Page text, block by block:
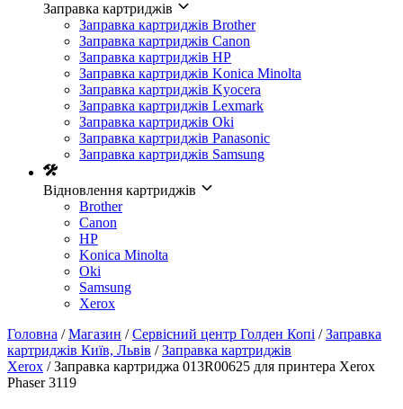
Заправка картриджів
Заправка картриджів Brother
Заправка картриджів Canon
Заправка картриджів HP
Заправка картриджів Konica Minolta
Заправка картриджів Kyocera
Заправка картриджів Lexmark
Заправка картриджів Oki
Заправка картриджів Panasonic
Заправка картриджів Samsung
Відновлення картриджів
Brother
Canon
HP
Konica Minolta
Oki
Samsung
Xerox
Головна /Магазин /Сервісний центр Голден Копі /Заправка
картриджів Київ, Львів /Заправка картриджів
Xerox / Заправка картриджа 013R00625 для принтера Xerox
Рhaser 3119